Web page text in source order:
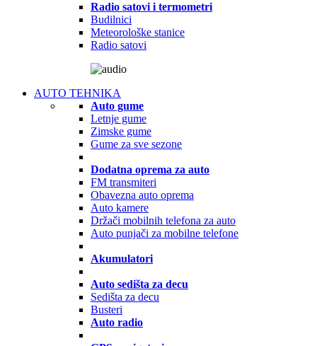
Radio satovi i termometri
Budilnici
Meteorološke stanice
Radio satovi
AUTO TEHNIKA
Auto gume
Letnje gume
Zimske gume
Gume za sve sezone
Dodatna oprema za auto
FM transmiteri
Obavezna auto oprema
Auto kamere
Držači mobilnih telefona za auto
Auto punjači za mobilne telefone
Akumulatori
Auto sedišta za decu
Sedišta za decu
Busteri
Auto radio